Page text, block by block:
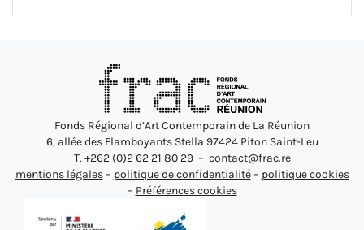
Fonds Régional d’Art Contemporain de La Réunion
6, allée des Flamboyants Stella 97424 Piton Saint-Leu
T. +262 (0)2 62 21 80 29 – contact@frac.re
mentions légales– politique de confidentialité– politique cookies
– Préférences cookies